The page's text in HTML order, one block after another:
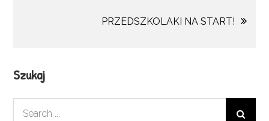
PRZEDSZKOLAKI NA START!
Szukaj